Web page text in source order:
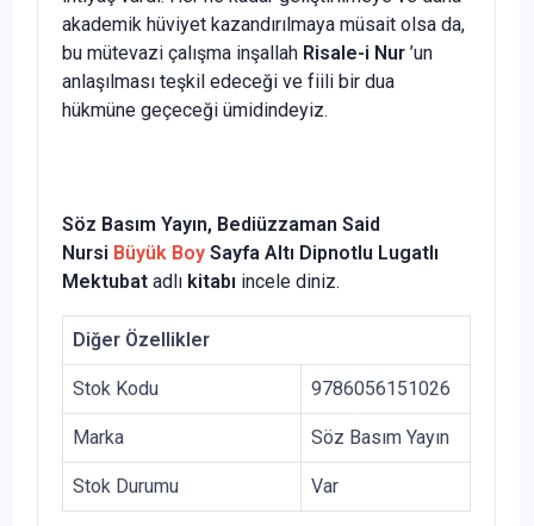
akademik hüviyet kazandırılmaya müsait olsa da,
bu mütevazi çalışma inşallah Risale-i Nur ’un
anlaşılması teşkil edeceği ve fiili bir dua
hükmüne geçeceği ümidindeyiz.
Söz Basım Yayın, Bediüzzaman Said
Nursi Büyük Boy Sayfa Altı Dipnotlu Lugatlı
Mektubat adlı kitabı incele diniz.
Diğer Özellikler
Stok Kodu 9786056151026
Marka Söz Basım Yayın
Stok Durumu Var